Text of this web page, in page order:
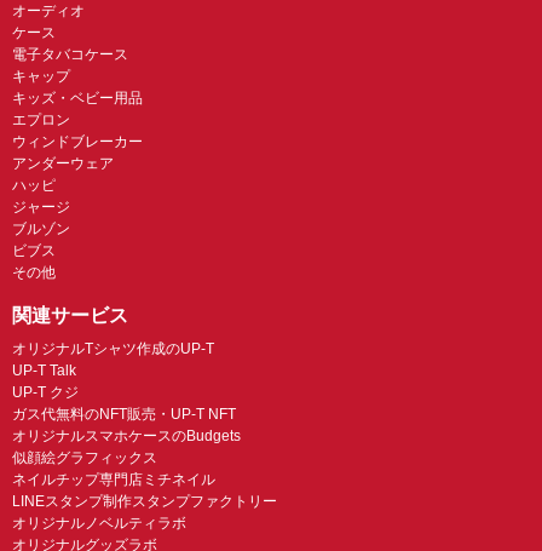
オーディオ
ケース
電子タバコケース
キャップ
キッズ・ベビー用品
エプロン
ウィンドブレーカー
アンダーウェア
ハッピ
ジャージ
ブルゾン
ビブス
その他
関連サービス
オリジナルTシャツ作成のUP-T
UP-T Talk
UP-T クジ
ガス代無料のNFT販売・UP-T NFT
オリジナルスマホケースのBudgets
似顔絵グラフィックス
ネイルチップ専門店ミチネイル
LINEスタンプ制作スタンプファクトリー
オリジナルノベルティラボ
オリジナルグッズラボ